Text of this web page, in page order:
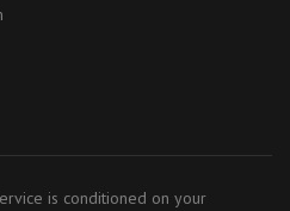
is conditioned on your